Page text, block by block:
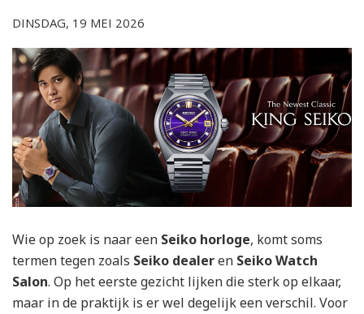
DINSDAG, 19 MEI 2026
Wie op zoek is naar een Seiko horloge, komt soms
termen tegen zoals Seiko dealeren Seiko Watch
Salon. Op het eerste gezicht lijken die sterk op elkaar,
maar in de praktijk is er wel degelijk een verschil. Voor